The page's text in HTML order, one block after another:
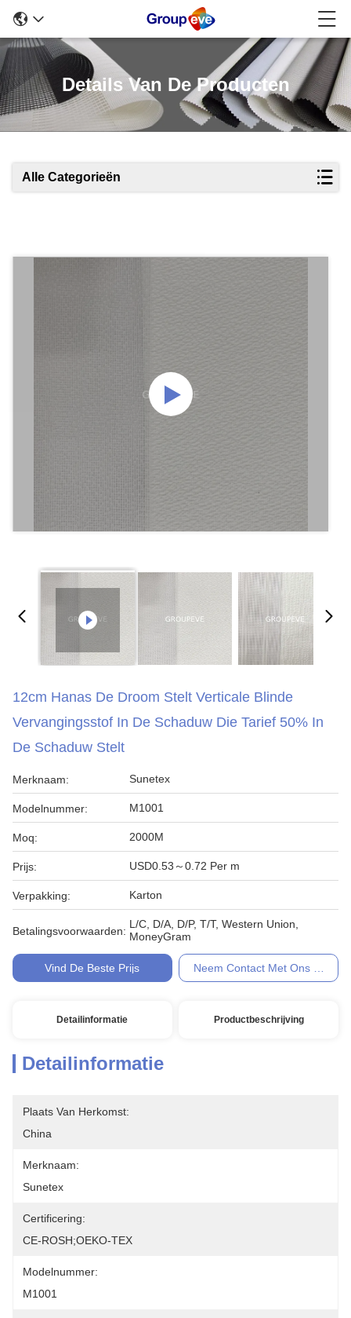
Details Van De Producten
Alle Categorieën
12cm Hanas De Droom Stelt Verticale Blinde
Vervangingsstof In De Schaduw Die Tarief 50% In
De Schaduw Stelt
Merknaam: Sunetex
Modelnummer: M1001
Moq: 2000M
Prijs: USD0.53～0.72 Per m
Verpakking: Karton
Betalingsvoorwaarden:
L/C, D/A, D/P, T/T, Western Union,
MoneyGram
Vind De Beste Prijs Neem Contact Met Ons Op
Detailinformatie Productbeschrijving
Detailinformatie
Plaats Van Herkomst:
China
Merknaam:
Sunetex
Certificering:
CE-ROSH;OEKO-TEX
Modelnummer:
M1001